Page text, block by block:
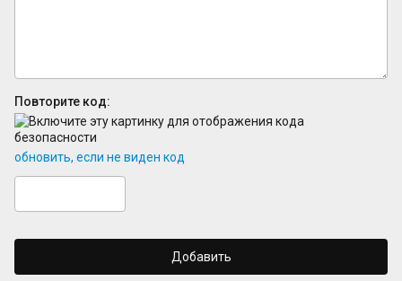
Повторите код:
обновить, если не виден код
Добавить